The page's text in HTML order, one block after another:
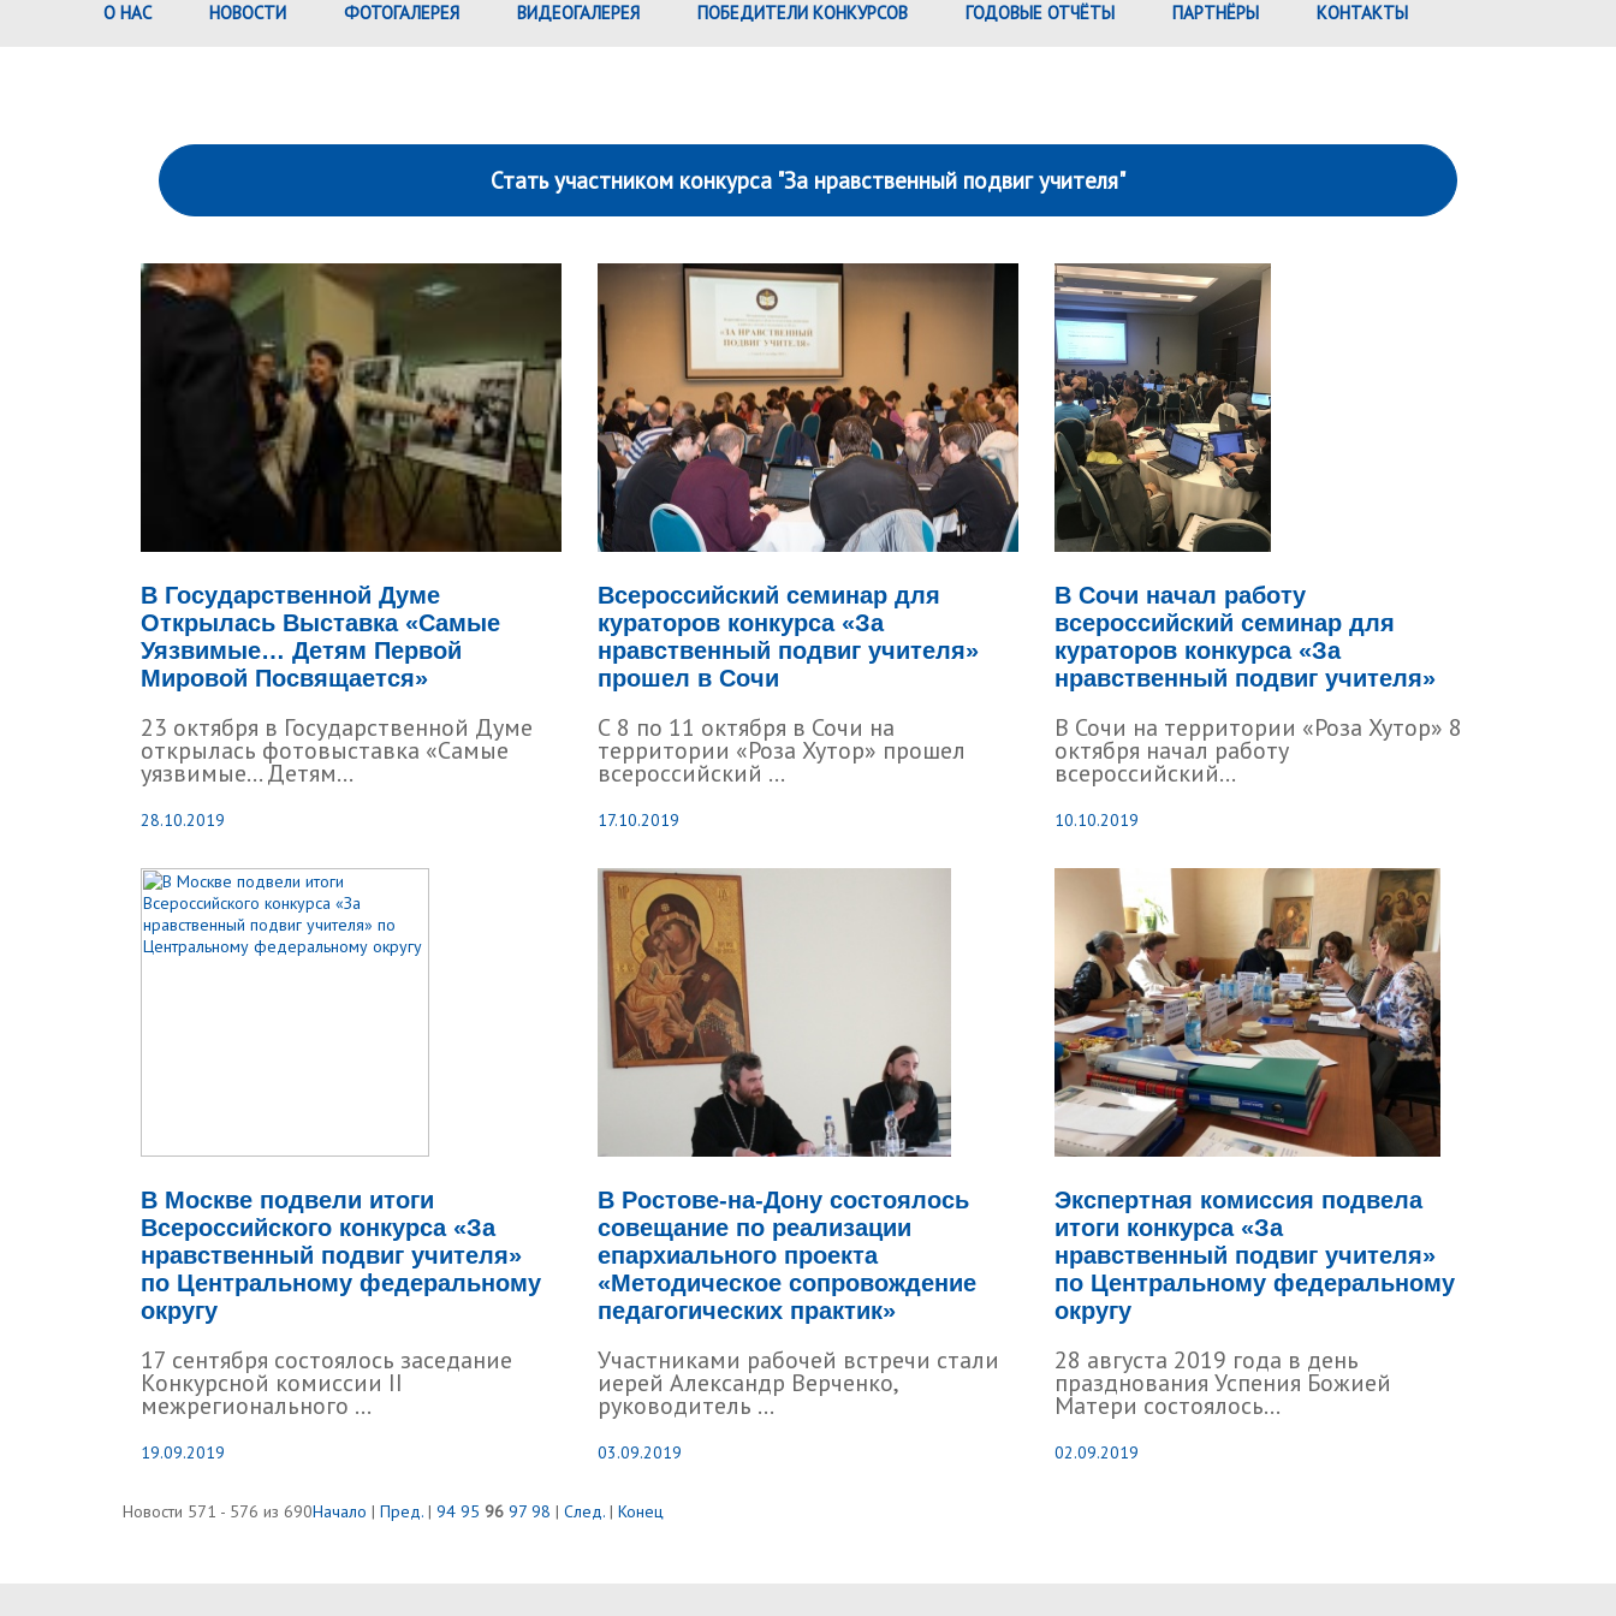
О НАС НОВОСТИ ФОТОГАЛЕРЕЯ ВИДЕОГАЛЕРЕЯ ПОБЕДИТЕЛИ КОНКУРСОВ ГОДОВЫЕ ОТЧЁТЫ ПАРТНЁРЫ КОНТАКТЫ
Стать участником конкурса "За нравственный подвиг учителя"
В Государственной Думе
Открылась Выставка «Самые
Уязвимые… Детям Первой
Мировой Посвящается»
23 октября в Государственной Думе
открылась фотовыставка «Самые
уязвимые… Детям...
28.10.2019
Всероссийский семинар для
кураторов конкурса «За
нравственный подвиг учителя»
прошел в Сочи
С 8 по 11 октября в Сочи на
территории «Роза Хутор» прошел
всероссийский ...
17.10.2019
В Сочи начал работу
всероссийский семинар для
кураторов конкурса «За
нравственный подвиг учителя»
В Сочи на территории «Роза Хутор» 8
октября начал работу
всероссийский...
10.10.2019
В Москве подвели итоги
Всероссийского конкурса «За
нравственный подвиг учителя»
по Центральному федеральному
округу
17 сентября состоялось заседание
Конкурсной комиссии II
межрегионального ...
19.09.2019
В Ростове-на-Дону состоялось
совещание по реализации
епархиального проекта
«Методическое сопровождение
педагогических практик»
Участниками рабочей встречи стали
иерей Александр Верченко,
руководитель ...
03.09.2019
Экспертная комиссия подвела
итоги конкурса «За
нравственный подвиг учителя»
по Центральному федеральному
округу
28 августа 2019 года в день
празднования Успения Божией
Матери состоялось...
02.09.2019
Новости 571 - 576 из 690Начало | Пред. | 94 95 96 97 98 | След. | Конец